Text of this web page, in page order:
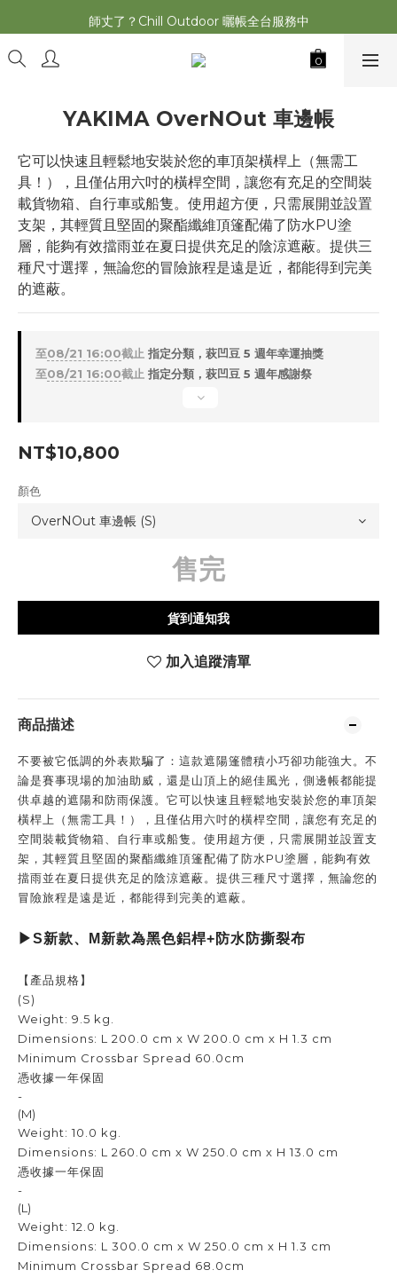
2026最新 萩遊之魂五單位2.0 發表⚡️
師丈了？Chill Outdoor 曬帳全台服務中
2026最新 萩遊之魂五單位2.0 發表⚡️
YAKIMA OverNOut 車邊帳
它可以快速且輕鬆地安裝於您的車頂架橫桿上（無需工
具！），且僅佔用六吋的橫桿空間，讓您有充足的空間裝
載貨物箱、自行車或船隻。使用超方便，只需展開並設置
支架，其輕質且堅固的聚酯纖維頂篷配備了防水PU塗
層，能夠有效擋雨並在夏日提供充足的陰涼遮蔽。提供三
種尺寸選擇，無論您的冒險旅程是遠是近，都能得到完美
的遮蔽。
至08/21 16:00截止 指定分類，萩凹豆 5 週年幸運抽獎
至08/21 16:00截止 指定分類，萩凹豆 5 週年感謝祭
NT$10,800
顏色
售完
貨到通知我
加入追蹤清單
商品描述
不要被它低調的外表欺騙了：這款遮陽篷體積小巧卻功能強大。不
論是賽事現場的加油助威，還是山頂上的絕佳風光，側邊帳都能提
供卓越的遮陽和防雨保護。它可以快速且輕鬆地安裝於您的車頂架
橫桿上（無需工具！），且僅佔用六吋的橫桿空間，讓您有充足的
空間裝載貨物箱、自行車或船隻。使用超方便，只需展開並設置支
架，其輕質且堅固的聚酯纖維頂篷配備了防水PU塗層，能夠有效
擋雨並在夏日提供充足的陰涼遮蔽。提供三種尺寸選擇，無論您的
冒險旅程是遠是近，都能得到完美的遮蔽。
▶︎S新款、M新款為黑色鋁桿+防水防撕裂布
【產品規格】
(S)
Weight: 9.5 kg.
Dimensions: L 200.0 cm x W 200.0 cm x H 1.3 cm
Minimum Crossbar Spread 60.0cm
憑收據一年保固
-
(M)
Weight: 10.0 kg.
Dimensions: L 260.0 cm x W 250.0 cm x H 13.0 cm
憑收據一年保固
-
(L)
Weight: 12.0 kg.
Dimensions: L 300.0 cm x W 250.0 cm x H 1.3 cm
Minimum Crossbar Spread 68.0cm